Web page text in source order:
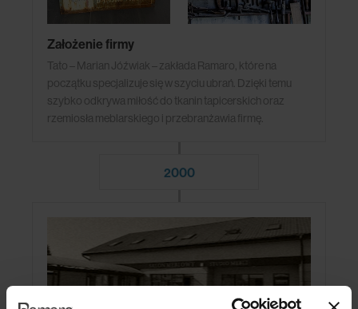
Założenie firmy
Tato – Marian Jóźwiak – zakłada Ramaro, które na
początku specjalizuje się w szyciu ubrań. Dzięki temu
szybko odkrywa miłość do tkanin tapicerskich oraz
rzemiosła meblarskiego i przebranżawia firmę.
2000